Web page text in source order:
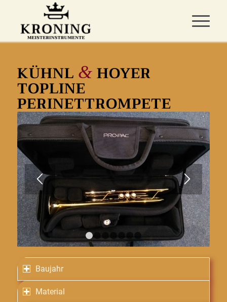
KÜHNL & HOYER
TOPLINE
PERINETTROMPETE
1 2 3 4 5 6 7
Baujahr
Material